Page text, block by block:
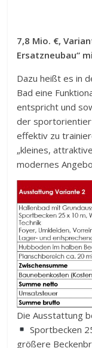
7,8 Mio. €,
Ersatzneubau“
Dazu heißt es in
Bad eine
entspricht und
der
effektiv zu
„kleines,
modernes
Die Ausstattung
Sportbecken
größere